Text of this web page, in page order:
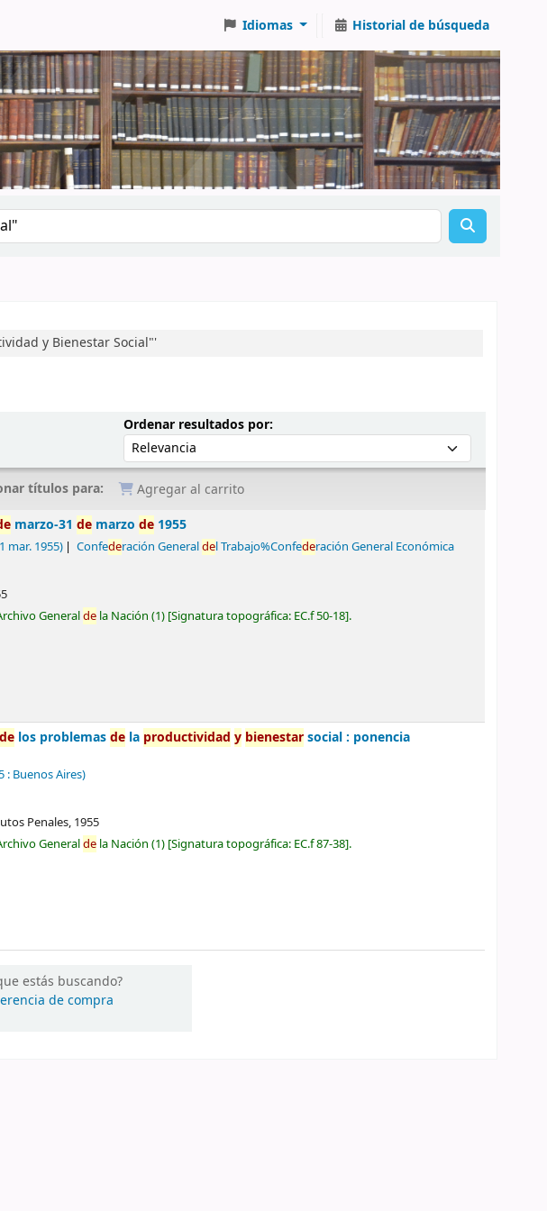
Idiomas Historial de búsqueda
y Bienestar Social"'
Ordenar resultados por:Ordenar por:
títulos para:
Agregar al carrito
marzo-31de marzode 1955
mar. 1955) Confederación Generaldel Trabajo%Confederación General Económica
Generalde la Nación (1) Signatura topográfica: EC.f 50-18 .
de los problemasde la productividad y bienestarsocial : ponencia
: Buenos Aires)
Penales, 1955
Generalde la Nación (1) Signatura topográfica: EC.f 87-38 .
estás buscando?
de compra